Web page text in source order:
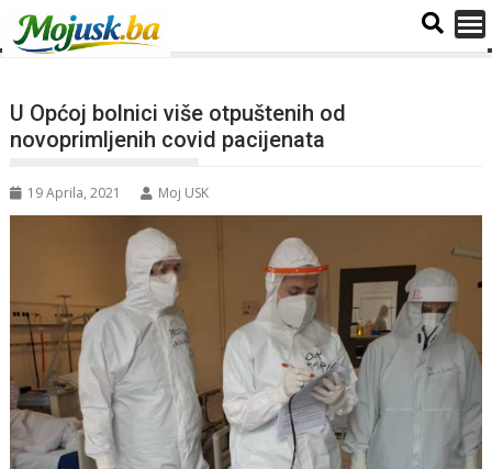
U Općoj bolnici više otpuštenih od
novoprimljenih covid pacijenata
19 Aprila, 2021 Moj USK